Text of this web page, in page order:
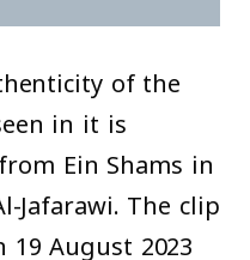
of the
in it is
Ein Shams in
Jafarawi. The clip
August 2023